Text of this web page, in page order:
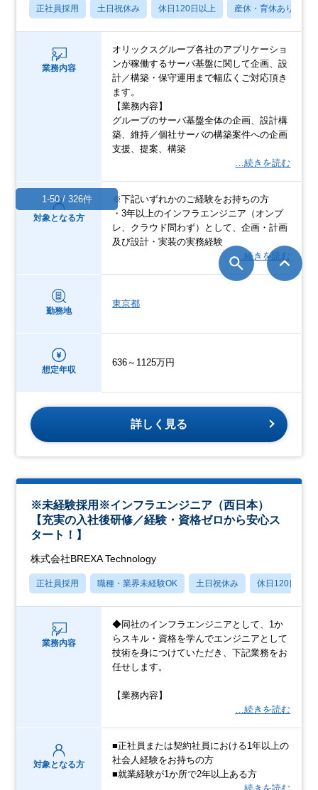
正社員採用 土日祝休み 休日120日以上 産休・育休あり
業務内容
オリックスグループ各社のアプリケーショ
ンが稼働するサーバ基盤に関して企画、設
計／構築・保守運用まで幅広くご対応頂き
ます。
【業務内容】
グループのサーバ基盤全体の企画、設計構
築、維持／個社サーバの構築案件への企画
支援、提案、構築
…続きを読む
対象となる方
※下記いずれかのご経験をお持ちの方
・3年以上のインフラエンジニア（オンプ
レ、クラウド問わず）として、企画・計画
及び設計・実装の実務経験
…続きを読む
勤務地
東京都
想定年収
636～1125万円
詳しく見る
※未経験採用※インフラエンジニア（西日本）
【充実の入社後研修／経験・資格ゼロから安心ス
タート！】
株式会社BREXA Technology
正社員採用 職種・業界未経験OK 土日祝休み 休日120日以上
業務内容
◆同社のインフラエンジニアとして、1か
らスキル・資格を学んでエンジニアとして
技術を身につけていただき、下記業務をお
任せします。
【業務内容】
…続きを読む
対象となる方
■正社員または契約社員における1年以上の
社会人経験をお持ちの方
■就業経験が1か所で2年以上ある方
1-50 / 326件